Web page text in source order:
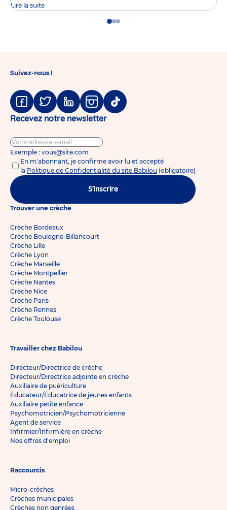
Lire la suite
GoGoGo
Suivez-nous !
Facebook
TwitterLinkedinInstagram
Tiktok
Recevez notre newsletter
Exemple : vous@site.com
En m'abonnant, je confirme avoir lu et accepté
la Politique de Confidentialité du site Babilou (obligatoire)
S'inscrire
Trouver une crèche
Crèche Bordeaux
Crèche Boulogne-Billancourt
Crèche Lille
Crèche Lyon
Crèche Marseille
Crèche Montpellier
Crèche Nantes
Crèche Nice
Crèche Paris
Crèche Rennes
Crèche Toulouse
Travailler chez Babilou
Directeur/Directrice de crèche
Directeur/Directrice adjointe en crèche
Auxiliaire de puériculture
Éducateur/Éducatrice de jeunes enfants
Auxiliaire petite enfance
Psychomotricien/Psychomotricienne
Agent de service
Infirmier/Infirmière en crèche
Nos offres d'emploi
Raccourcis
Micro-crèches
Crèches municipales
Crèches non genrées